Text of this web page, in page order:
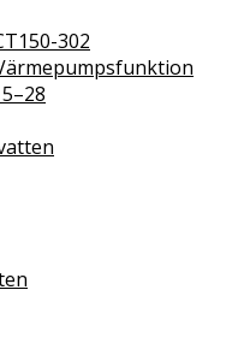
302